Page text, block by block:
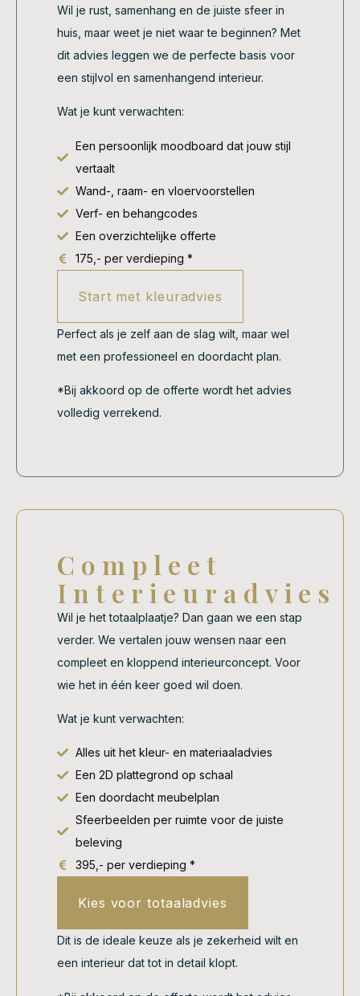
Wil je rust, samenhang en de juiste sfeer in
huis, maar weet je niet waar te beginnen? Met
dit advies leggen we de perfecte basis voor
een stijlvol en samenhangend interieur.
Wat je kunt verwachten:
Een persoonlijk moodboard dat jouw stijl
vertaalt
Wand-, raam- en vloervoorstellen
Verf- en behangcodes
Een overzichtelijke offerte
175,- per verdieping *
Start met kleuradvies
Perfect als je zelf aan de slag wilt, maar wel
met een professioneel en doordacht plan.
*Bij akkoord op de offerte wordt het advies
volledig verrekend.
Compleet
Interieuradvies
Wil je het totaalplaatje? Dan gaan we een stap
verder. We vertalen jouw wensen naar een
compleet en kloppend interieurconcept. Voor
wie het in één keer goed wil doen.
Wat je kunt verwachten:
Alles uit het kleur- en materiaaladvies
Een 2D plattegrond op schaal
Een doordacht meubelplan
Sfeerbeelden per ruimte voor de juiste
beleving
395,- per verdieping *
Kies voor totaaladvies
Dit is de ideale keuze als je zekerheid wilt en
een interieur dat tot in detail klopt.